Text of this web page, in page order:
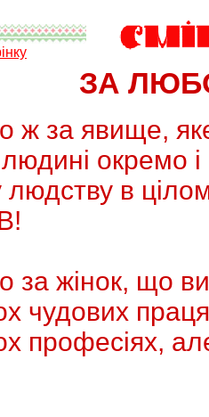
ЗА
ж за явище,
окремо
в
за жiнок, що
чудових
професiях,